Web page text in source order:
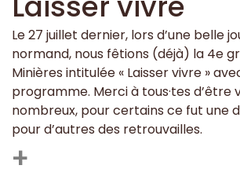
Le 27 juillet dernier, lors d’une belle
normand, nous fêtions (déjà) la 4e
Minières intitulée « Laisser vivre »
programme. Merci à tous·tes d’être
nombreux, pour certains ce fut une
pour d’autres des retrouvailles.
+